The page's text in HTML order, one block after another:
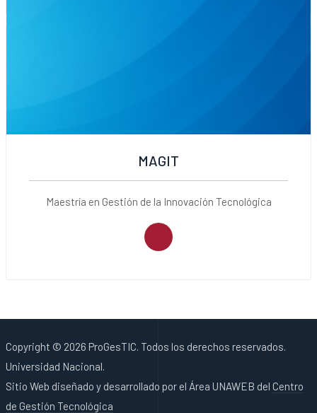
MAGIT
Maestría en Gestión de la Innovación Tecnológica
Copyright © 2026 ProGesTIC. Todos los derechos reservados.
Universidad Nacional.
Sitio Web diseñado y desarrollado por el Área UNAWEB del Centro
de Gestión Tecnológica